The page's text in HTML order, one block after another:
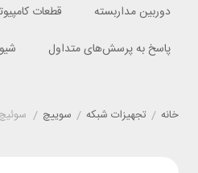
دوربین مداربسته قطعات
پاسخ به پرسش‌های متداول
خانه / تجهیزات شبکه / سوییچ / سوئیچ 5 پورت دسکتاپ تی پی لینک مدل TL-SF1005P ا TL-SF1005P 5-Port 10/100Mbps Desktop PoE Switch